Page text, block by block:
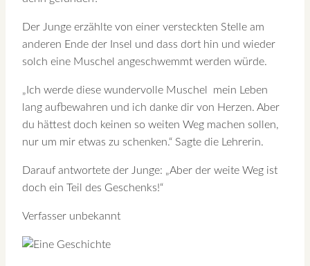
Der Junge erzählte von einer versteckten Stelle am
anderen Ende der Insel und dass dort hin und wieder
solch eine Muschel angeschwemmt werden würde.
„Ich werde diese wundervolle Muschel mein Leben
lang aufbewahren und ich danke dir von Herzen. Aber
du hättest doch keinen so weiten Weg machen sollen,
nur um mir etwas zu schenken.“ Sagte die Lehrerin.
Darauf antwortete der Junge: „Aber der weite Weg ist
doch ein Teil des Geschenks!“
Verfasser unbekannt